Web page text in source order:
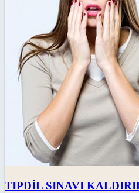
TIPDİL SINAVI